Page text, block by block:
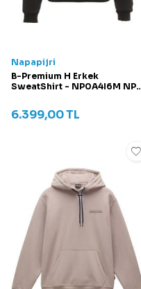
Napapijri
B-Premium H Erkek
SweatShirt - NP0A4I6M NP-
6.399,00TL